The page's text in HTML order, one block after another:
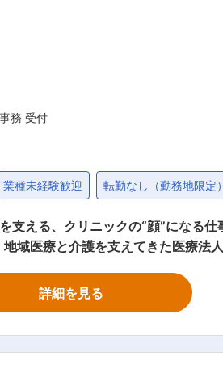
建設、運転・維持管理を行ってい
。「自然から得たものは自然に返
務 受付
業種未経験歓迎 転勤なし（勤務地限定）
域医療と介護を支えてきた医療法
患者様や医療スタッフを支える、
詳細を見る